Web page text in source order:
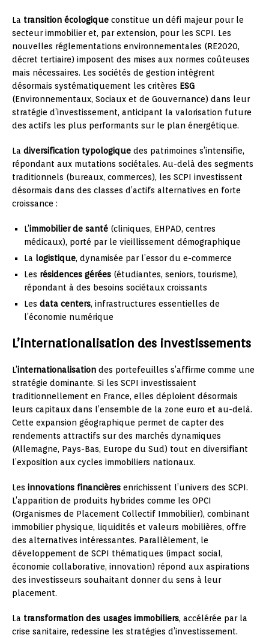
La transition écologique constitue un défi majeur pour le
secteur immobilier et, par extension, pour les SCPI. Les
nouvelles réglementations environnementales (RE2020,
décret tertiaire) imposent des mises aux normes coûteuses
mais nécessaires. Les sociétés de gestion intègrent
désormais systématiquement les critères ESG
(Environnementaux, Sociaux et de Gouvernance) dans leur
stratégie d’investissement, anticipant la valorisation future
des actifs les plus performants sur le plan énergétique.
La diversification typologique des patrimoines s’intensifie,
répondant aux mutations sociétales. Au-delà des segments
traditionnels (bureaux, commerces), les SCPI investissent
désormais dans des classes d’actifs alternatives en forte
croissance :
L’immobilier de santé (cliniques, EHPAD, centres
médicaux), porté par le vieillissement démographique
La logistique, dynamisée par l’essor du e-commerce
Les résidences gérées (étudiantes, seniors, tourisme),
répondant à des besoins sociétaux croissants
Les data centers, infrastructures essentielles de
l’économie numérique
L’internationalisation des investissements
L’internationalisation des portefeuilles s’affirme comme une
stratégie dominante. Si les SCPI investissaient
traditionnellement en France, elles déploient désormais
leurs capitaux dans l’ensemble de la zone euro et au-delà.
Cette expansion géographique permet de capter des
rendements attractifs sur des marchés dynamiques
(Allemagne, Pays-Bas, Europe du Sud) tout en diversifiant
l’exposition aux cycles immobiliers nationaux.
Les innovations financières enrichissent l’univers des SCPI.
L’apparition de produits hybrides comme les OPCI
(Organismes de Placement Collectif Immobilier), combinant
immobilier physique, liquidités et valeurs mobilières, offre
des alternatives intéressantes. Parallèlement, le
développement de SCPI thématiques (impact social,
économie collaborative, innovation) répond aux aspirations
des investisseurs souhaitant donner du sens à leur
placement.
La transformation des usages immobiliers, accélérée par la
crise sanitaire, redessine les stratégies d’investissement.